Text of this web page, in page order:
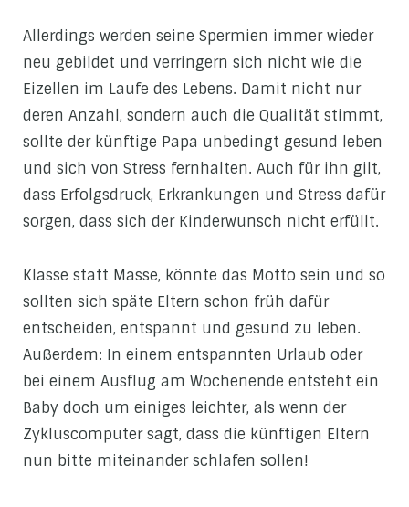
Allerdings werden seine Spermien immer wieder
neu gebildet und verringern sich nicht wie die
Eizellen im Laufe des Lebens. Damit nicht nur
deren Anzahl, sondern auch die Qualität stimmt,
sollte der künftige Papa unbedingt gesund leben
und sich von Stress fernhalten. Auch für ihn gilt,
dass Erfolgsdruck, Erkrankungen und Stress dafür
sorgen, dass sich der Kinderwunsch nicht erfüllt.
Klasse statt Masse, könnte das Motto sein und so
sollten sich späte Eltern schon früh dafür
entscheiden, entspannt und gesund zu leben.
Außerdem: In einem entspannten Urlaub oder
bei einem Ausflug am Wochenende entsteht ein
Baby doch um einiges leichter, als wenn der
Zykluscomputer sagt, dass die künftigen Eltern
nun bitte miteinander schlafen sollen!